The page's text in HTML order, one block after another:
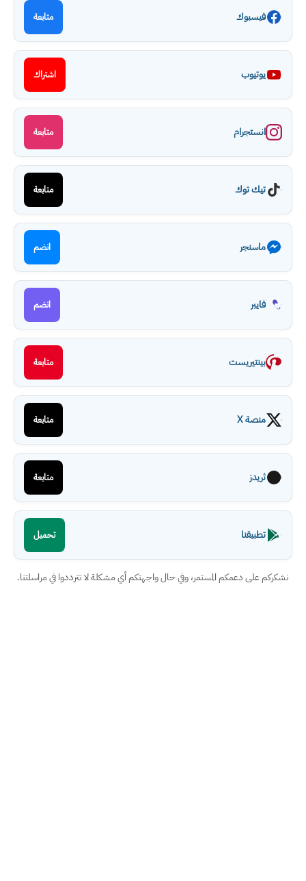
فيسبوك متابعة
يوتيوب اشتراك
انستجرام متابعة
تيك توك متابعة
ماسنجر انضم
فايبر انضم
بينتيريست متابعة
منصة X متابعة
ثريدز متابعة
تطبيقنا تحميل
نشكركم على دعمكم المستمر، وفي حال واجهتكم أي مشكلة لا تترددوا في مراسلتنا.